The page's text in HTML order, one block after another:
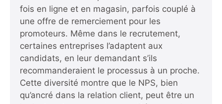
fois en ligne et en magasin, parfois couplé à
une offre de remerciement pour les
promoteurs. Même dans le recrutement,
certaines entreprises l’adaptent aux
candidats, en leur demandant s’ils
recommanderaient le processus à un proche.
Cette diversité montre que le NPS, bien
qu’ancré dans la relation client, peut être un